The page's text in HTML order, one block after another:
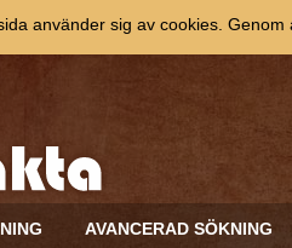
AVANCERAD SÖKNING
använder sig av cookies.